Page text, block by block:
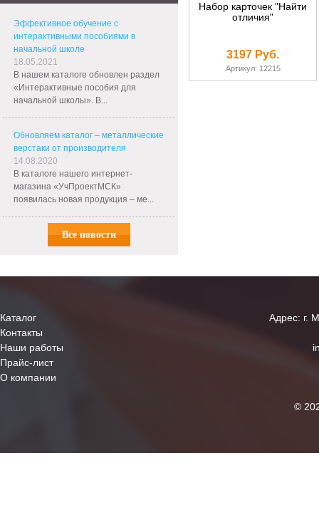
Эффективное обучение с
интерактивными пособиями в
начальной школе
18.05.2021
В нашем каталоге обновлен раздел
«Интерактивные пособия для
начальной школы». В...
Обновляем каталог – металлические
верстаки от производителя
14.08.2020
В каталоге нашего интернет-
магазина «УчПроектМСК»
появилась новая продукция – ме...
Все новости
Набор карточек "Найти
отличия"
3197 Руб.
Артикул: 12215
Каталог
Контакты
Наши работы
Прайс-лист
О компании
Адрес: г.
©